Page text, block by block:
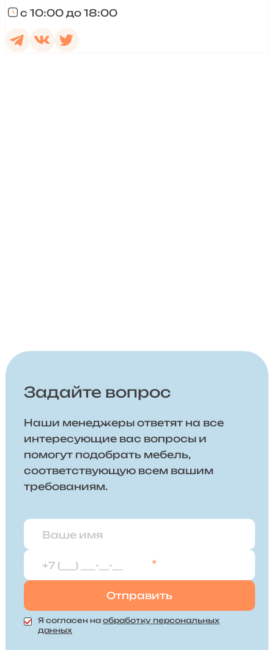
с 10:00 до 18:00
Задайте вопрос
Наши менеджеры ответят на все
интересующие вас вопросы и
помогут подобрать мебель,
соответствующую всем вашим
требованиям.
*
Я согласен на обработку персональных
данных